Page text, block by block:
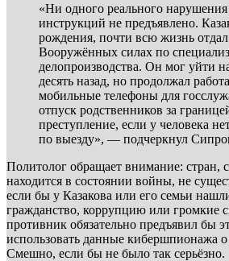
«Ни одного реального
инструкций не предъявлено.
рождения, почти всю жизнь
Вооружённых силах по
делопроизводства. Он мог уйти
десять назад, но продолжал
мобильные телефоны для
отпуск родственников за
преступление, если у человека
по выезду», — подчеркнул
Политолог обращает внимание: стран,
находится в состоянии войны, не
если бы у Казакова или его семьи
гражданство, коррупцию или громкие
противник обязательно предъявил бы
использовать данные кибершпионажа
Смешно, если бы не было так серьёзно.